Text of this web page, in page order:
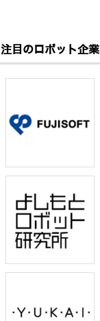
注目のロボット企業